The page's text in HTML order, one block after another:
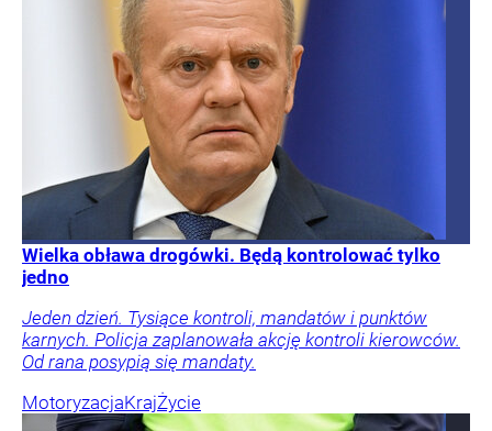
Wielka obława drogówki. Będą kontrolować tylko
jedno
Jeden dzień. Tysiące kontroli, mandatów i punktów
karnych. Policja zaplanowała akcję kontroli kierowców.
Od rana posypią się mandaty.
MotoryzacjaKrajŻycie